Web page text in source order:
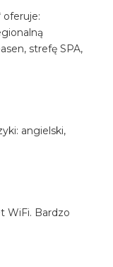
oferuje:
strefę SPA,
angielski,
WiFi. Bardzo